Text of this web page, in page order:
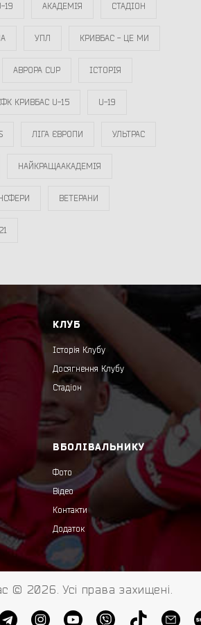
19 АКАДЕМІЯ СТАДІОН
УПЛ КРИВБАС - ЦЕ МИ
АВРОРА CUP ІСТОРІЯ
КРИВБАС U-15 U-19
ЛІГА ЄВРОПИ УЛЬТРАС
НАЙКРАЩААКАДЕМІЯ
ВЕТЕРАНИ
КЛУБ
Історія Клубу
Досягнення Клубу
Стадіон
ВБОЛІВАЛЬНИКУ
Фото
Відео
Контакти
Додаток
© 2026. Усі права захищені.